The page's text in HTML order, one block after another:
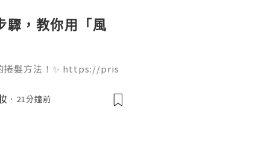
驟，教你用「風
捲髮方法！✨ https://pris
吹出來的大波浪捲度非常
定要學起來！🌬️💇‍♀️ 我們團
21分鐘前